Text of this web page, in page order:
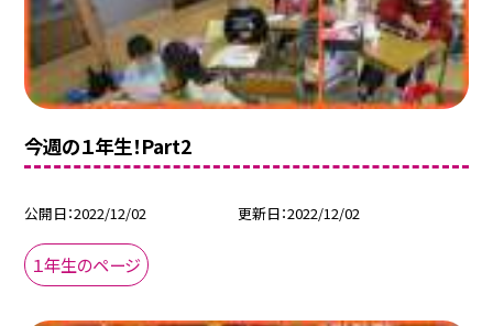
今週の１年生！Part2
公開日 2022/12/02 更新日 2022/12/02
１年生のページ